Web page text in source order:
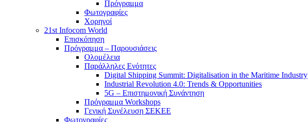
Πρόγραμμα
Φωτογραφίες
Χορηγοί
21st Infocom World
Επισκόπηση
Πρόγραμμα – Παρουσιάσεις
Ολομέλεια
Παράλληλες Ενότητες
Digital Shipping Summit: Digitalisation in the Maritime Industry
Industrial Revolution 4.0: Trends & Opportunities
5G – Επιστημονική Συνάντηση
Πρόγραμμα Workshops
Γενική Συνέλευση ΣΕΚΕΕ
Φωτογραφίες